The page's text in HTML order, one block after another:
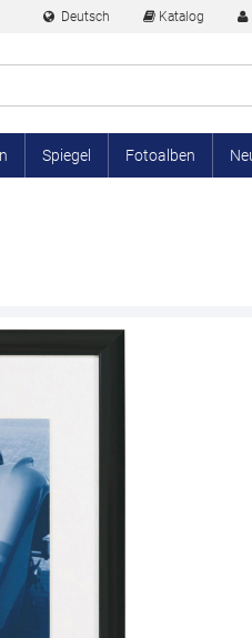
Deutsch Katalog
Kostenlose
Spiegel Fotoalben